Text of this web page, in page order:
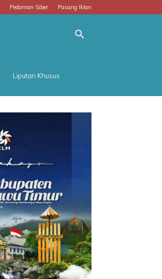
Pedoman Siber Pasang Iklan
Liputan Khusus